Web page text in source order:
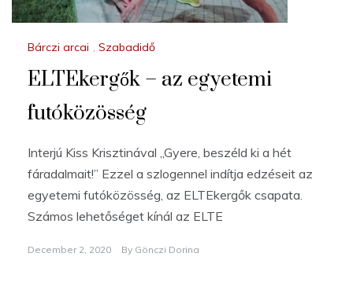
Bárczi arcai , Szabadidő
ELTEkergők – az egyetemi
futóközösség
Interjú Kiss Krisztinával „Gyere, beszéld ki a hét
fáradalmait!” Ezzel a szlogennel indítja edzéseit az
egyetemi futóközösség, az ELTEkergők csapata.
Számos lehetőséget kínál az ELTE
December 2, 2020 By Gönczi Dorina